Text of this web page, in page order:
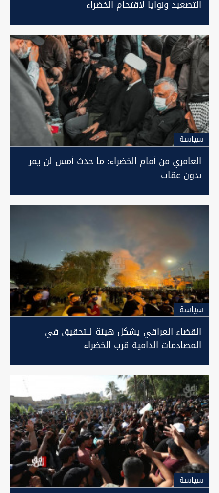
التصعيد ونوايا لاقتحام الخضراء
سیاسة
العامري من أمام الخضراء: ما حدث أمس لن يمر
بدون عقاب
سیاسة
القضاء العراقي يشكل هيئة للتحقيق في
المصادمات الدامية قرب الخضراء
سیاسة